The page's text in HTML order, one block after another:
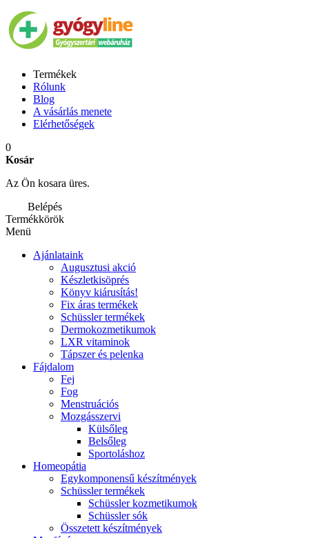
Termékek
Rólunk
Blog
A vásárlás menete
Elérhetőségek
0
Kosár
Az Ön kosara üres.
Belépés
Termékkörök
Menü
Ajánlataink
Augusztusi akció
Készletkisöprés
Könyv kiárusítás!
Fix áras termékek
Schüssler termékek
Dermokozmetikumok
LXR vitaminok
Tápszer és pelenka
Fájdalom
Fej
Fog
Menstruációs
Mozgásszervi
Külsőleg
Belsőleg
Sportoláshoz
Homeopátia
Egykomponensű készítmények
Schüssler termékek
Schüssler kozmetikumok
Schüssler sók
Összetett készítmények